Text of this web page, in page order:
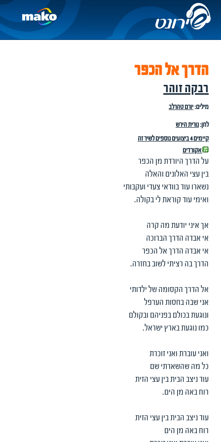
הדרך אל הכפר
רבקה זוהר
מילים:יורם טהרלב
לחן:נורית הירש
קיימים 4 ביצועים נוספים לשיר זה
אקורדים
על הדרך היורדת מן הכפר
בין עצי האלונים והאלה
נשארו עוד בוודאי צעדי ועקבותי
ואימי עוד קוראת לי בקולה.
אך איני יודעת מה קרה
אי אבדה הדרך הברוכה
אי אבדה הדרך אל הכפר
הדרך בה רציתי לשוב בחזרה.
אל הדרך הקסומה של ילדותי
אני שבה בחסות הערפל
ונוגעת בכולם בפניהם ובקולם
כמו נוגעת בארץ ישראל.
ואני עוברת ואני זוכרת
כל מה שהשארתי שם
עוד ניצב הבית בין עצי הזית
רוח באה מן הים.
עוד ניצב הבית בין עצי הזית
רוח באה מן הים